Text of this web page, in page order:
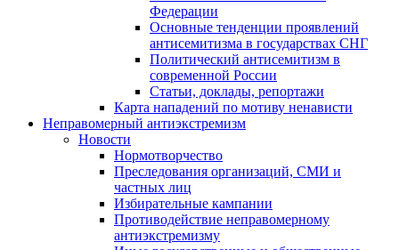
Федерации
Основные тенденции проявлений
антисемитизма в государствах СНГ
Политический антисемитизм в
современной России
Статьи, доклады, репортажи
Карта нападений по мотиву ненависти
Неправомерный антиэкстремизм
Новости
Нормотворчество
Преследования организаций, СМИ и
частных лиц
Избирательные кампании
Противодействие неправомерному
антиэкстремизму